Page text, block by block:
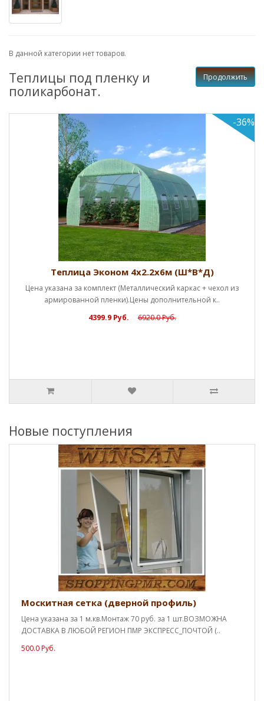
В данной категории нет товаров.
Продолжить
Теплицы под пленку и
поликарбонат.
Теплица Эконом 4х2.2х6м (Ш*В*Д)
Цена указана за комплект (Металлический каркас + чехол из
армированной пленки).Цены дополнительной к..
4399.9 Руб.
6920.0 Руб.
-36%
Новые поступления
Москитная сетка (дверной профиль)
Цена указана за 1 м.кв.Монтаж 70 руб. за 1 шт.ВОЗМОЖНА
ДОСТАВКА В ЛЮБОЙ РЕГИОН ПМР ЭКСПРЕСС_ПОЧТОЙ (..
500.0 Руб.